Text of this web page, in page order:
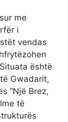
me
i
vendas
është
Gwadarit,
“Një Brez,
të